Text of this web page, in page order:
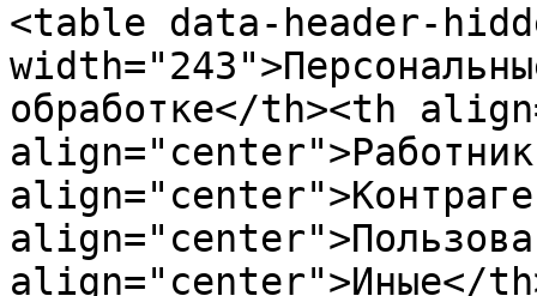
<table data-header-
обработке</th><th
align="center">Иные</